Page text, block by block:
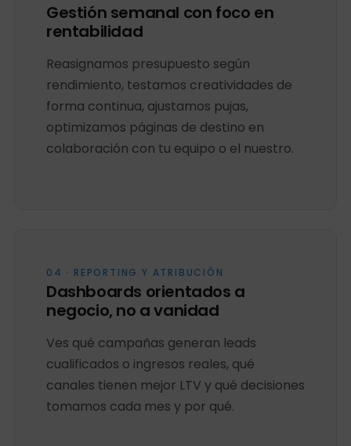
Gestión semanal con foco en
rentabilidad
Reasignamos presupuesto según
rendimiento, testamos creatividades de
forma continua, ajustamos pujas,
optimizamos páginas de destino en
colaboración con tu equipo o el nuestro.
04 · REPORTING Y ATRIBUCIÓN
Dashboards orientados a
negocio, no a vanidad
Ves qué campañas generan leads
cualificados o ingresos reales, qué
canales tienen mejor LTV y qué decisiones
tomamos cada mes y por qué.